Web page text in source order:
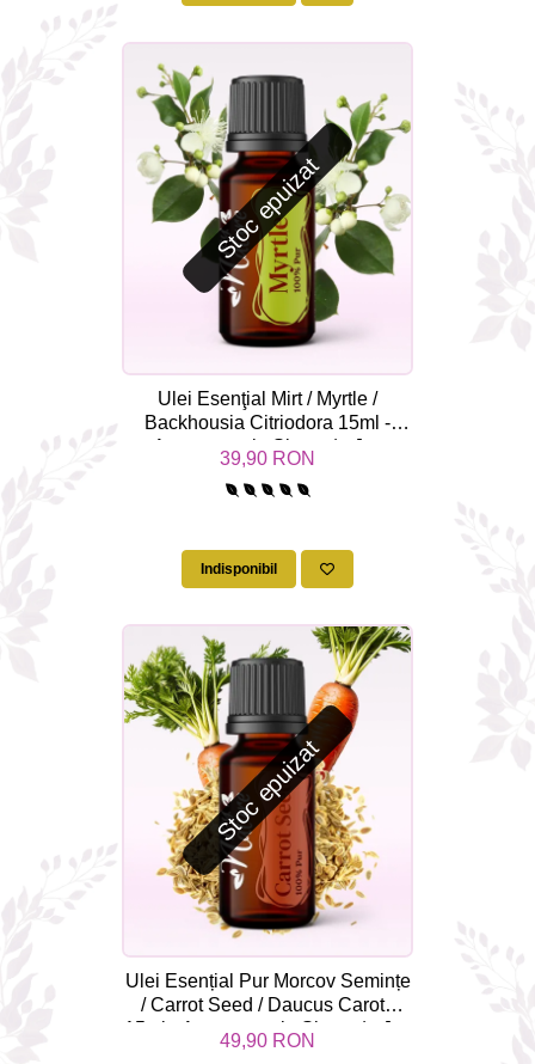
Stoc epuizat
Ulei Esenţial Mirt / Myrtle /
Backhousia Citriodora 15ml -
Aromaterapie Sigura | nJoy
Nature
39,90 RON
Indisponibil
Stoc epuizat
Ulei Esențial Pur Morcov Semințe
/ Carrot Seed / Daucus Carota
15ml - Aromaterapie Sigura | nJoy
Nature
49,90 RON